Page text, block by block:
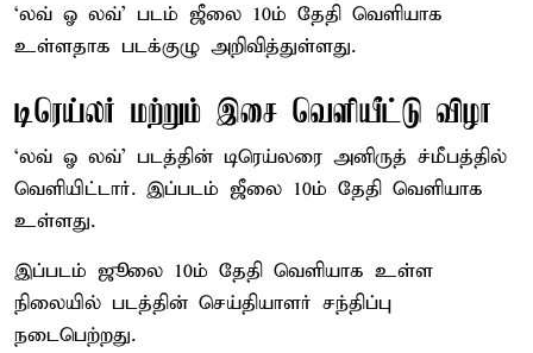
‘லவ் ஓ லவ்’ படம் ஜீலை 10ம் தேதி வெளியாக
உள்ளதாக படக்குழு அறிவித்துள்ளது.
டிரெய்லர் மற்றும் இசை வெளியீட்டு விழா
‘லவ் ஓ லவ்’ படத்தின் டிரெய்லரை அனிருத் ச்மீபத்தில்
வெளியிட்டார். இப்படம் ஜீலை 10ம் தேதி வெளியாக
உள்ளது.
இப்படம் ஜூலை 10ம் தேதி வெளியாக உள்ள
நிலையில் படத்தின் செய்தியாளர் சந்திப்பு
நடைபெற்றது.